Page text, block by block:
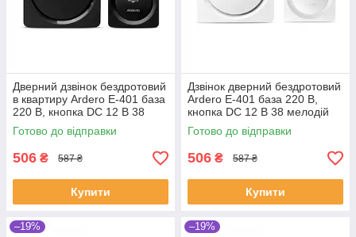
Дверний дзвінок бездротовий
в квартиру Ardero E-401 база
220 В, кнопка DC 12 В 38
мелодій Black (SHiz16946)
Готово до відправки
506 ₴ 587 ₴
Купити
Дзвінок дверний бездротовий
Ardero E-401 база 220 В,
кнопка DC 12 В 38 мелодій
White (SHiz16945)
Готово до відправки
506 ₴ 587 ₴
Купити
–19% –19%